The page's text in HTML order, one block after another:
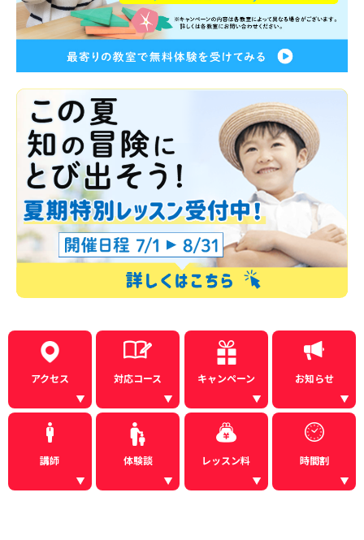
アクセス 対応コース キャンペーン お知らせ
講師 体験談 レッスン料 時間割